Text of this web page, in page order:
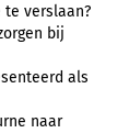
te verslaan?
bij
als
naar